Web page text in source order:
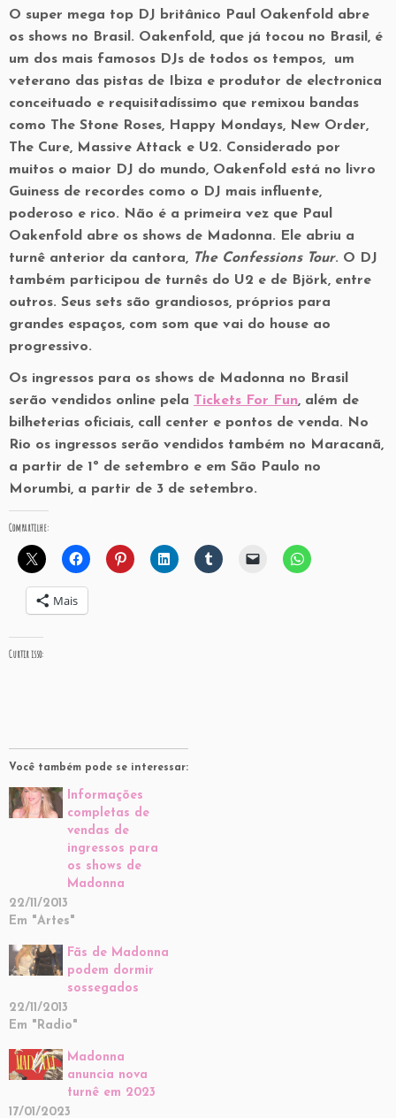
O super mega top DJ britânico Paul Oakenfold abre
os shows no Brasil. Oakenfold, que já tocou no Brasil, é
um dos mais famosos DJs de todos os tempos, um
veterano das pistas de Ibiza e produtor de electronica
conceituado e requisitadíssimo que remixou bandas
como The Stone Roses, Happy Mondays, New Order,
The Cure, Massive Attack e U2. Considerado por
muitos o maior DJ do mundo, Oakenfold está no livro
Guiness de recordes como o DJ mais influente,
poderoso e rico. Não é a primeira vez que Paul
Oakenfold abre os shows de Madonna. Ele abriu a
turnê anterior da cantora, The Confessions Tour. O DJ
também participou de turnês do U2 e de Björk, entre
outros. Seus sets são grandiosos, próprios para
grandes espaços, com som que vai do house ao
progressivo.
Os ingressos para os shows de Madonna no Brasil
serão vendidos online pela Tickets For Fun, além de
bilheterias oficiais, call center e pontos de venda. No
Rio os ingressos serão vendidos também no Maracanã,
a partir de 1º de setembro e em São Paulo no
Morumbi, a partir de 3 de setembro.
Compartilhe:
Mais
Curtir isso:
Você também pode se interessar:
Informações
completas de
vendas de
ingressos para
os shows de
Madonna
22/11/2013
Em "Artes"
Fãs de Madonna
podem dormir
sossegados
22/11/2013
Em "Radio"
Madonna
anuncia nova
turnê em 2023
17/01/2023